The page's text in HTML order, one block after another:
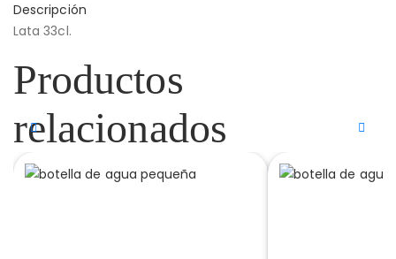
Descripción
Lata 33cl.
Productos
relacionados